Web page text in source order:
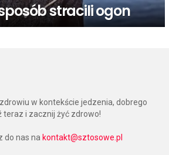
stracili ogon
w kontekście jedzenia, dobrego
teraz i zacznij żyć zdrowo!
do nas na kontakt@sztosowe.pl